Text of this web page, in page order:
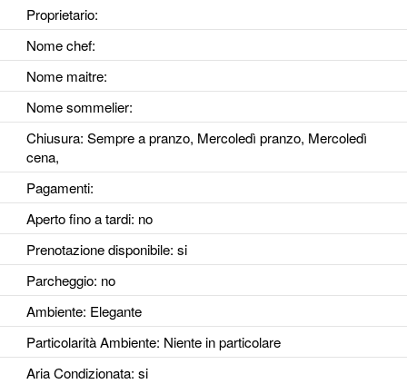
Proprietario:
Nome chef:
Nome maitre:
Nome sommelier:
Chiusura: Sempre a pranzo, Mercoledì pranzo, Mercoledì
cena,
Pagamenti:
Aperto fino a tardi: no
Prenotazione disponibile: si
Parcheggio: no
Ambiente: Elegante
Particolarità Ambiente: Niente in particolare
Aria Condizionata: si